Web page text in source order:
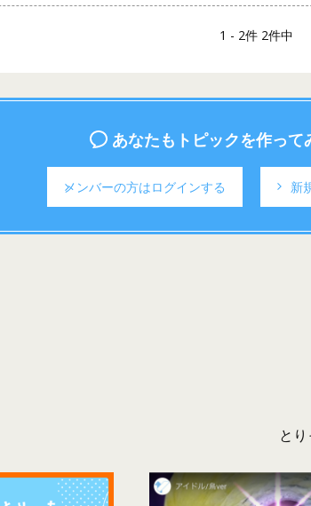
1 - 2件 2件中
あなたもトピックを作って
メンバーの方はログインする 新
と